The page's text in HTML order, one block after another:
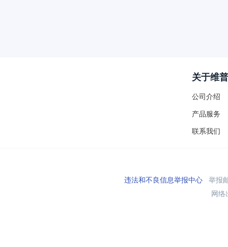
关于维普
公司介绍
产品服务
联系我们
违法和不良信息举报中心举报
网